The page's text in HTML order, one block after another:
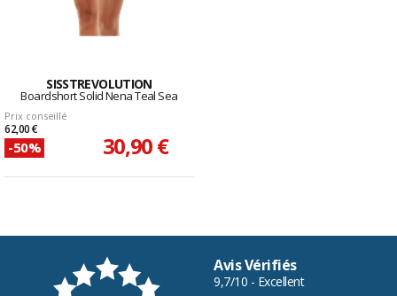
SISSTREVOLUTION
Boardshort Solid Nena Teal Sea
Prix conseillé
62,00 €
-50% 30,90 €
Avis Vérifiés
9,7/10 - Excellent